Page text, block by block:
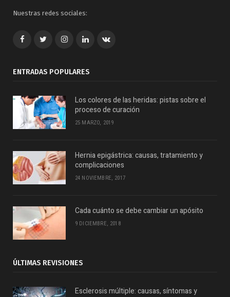
Nuestras redes sociales:
FacebookTwitterGoogle+LinkedInVK
ENTRADAS POPULARES
Los colores de las heridas: pistas sobre el
proceso de curación
25 MARZO, 2019
Hernia epigástrica: causas, tratamiento y
complicaciones
24 NOVIEMBRE, 2017
Cada cuánto se debe cambiar un apósito
9 DICIEMBRE, 2018
ÚLTIMAS REVISIONES
Esclerosis múltiple: causas, síntomas y